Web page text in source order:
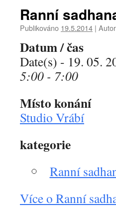
Ranní
Publikováno 19.5.2014 |
Datum / čas
Date(s) - 19. 05.
5:00 - 7:00
Místo konání
Studio Vrábí
kategorie
Ranní
Více o Ranní